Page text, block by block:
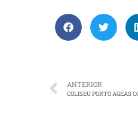
ANTERIOR
COLISEU PORTO AGEAS